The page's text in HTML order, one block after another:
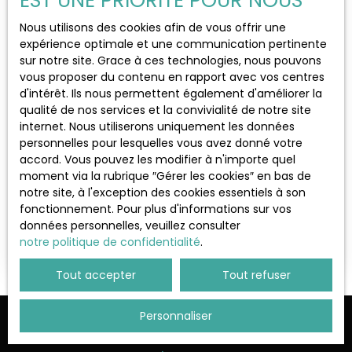
Grosrouvre (78490)
Localisation
Budget max (€)
Surface min (m²)
Rechercher
698 000 €
MAGNIFIQUE MAISON rénovée - piscine à
débordement - garage - jardin
6pièces 168m²
Grosrouvre 78490
MAISON 6 PIÈCES AVEC JARDIN - INTÉRIEUR EN
EXCELLENT ÉTATÀ vendre : venez découvrir à
168 m² et de 1 500 m² de terrain. Il s'agit d'une
maison de haut standing entièrement rénovée
LUMINEUSE. La maison est composée d'une entrée
avec PLACARD, d'une pièce à vivre avec poêle de
60 m² sur cuisine américaine aménagée équipée
Ne manquez plus aucun bien
Nous utilisons des cookies afin de vous offrir une
expérience optimale et une communication pertinente
sur notre site. Grace à ces technologies, nous pouvons
vous proposer du contenu en rapport avec vos centres
d'intérêt. Ils nous permettent également d'améliorer la
qualité de nos services et la convivialité de notre site
internet. Nous utiliserons uniquement les données
personnelles pour lesquelles vous avez donné votre
accord. Vous pouvez les modifier à n'importe quel
moment via la rubrique ″Gérer les cookies″ en bas de
notre site, à l'exception des cookies essentiels à son
fonctionnement. Pour plus d'informations sur vos
données personnelles, veuillez consulter
notre politique de confidentialité.
Tout accepter Tout refuser
Personnaliser